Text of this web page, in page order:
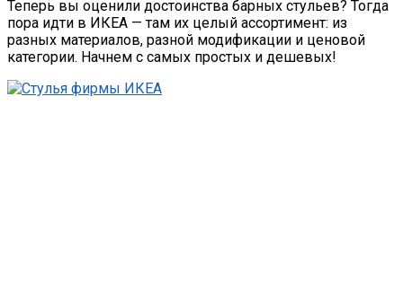
Теперь вы оценили достоинства барных стульев? Тогда
пора идти в ИКЕА — там их целый ассортимент: из
разных материалов, разной модификации и ценовой
категории. Начнем с самых простых и дешевых!